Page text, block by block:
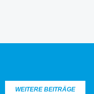
WEITERE BEITRÄGE